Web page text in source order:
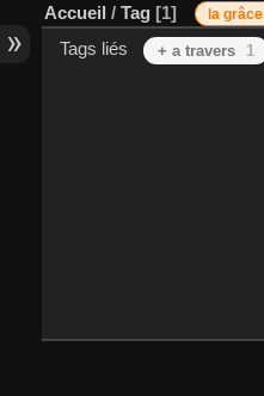
Accueil / Tag 1 la grâce
Tags liés + a travers 1